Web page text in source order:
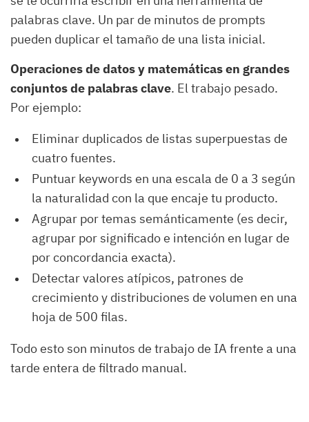
palabras clave. Un par de minutos de prompts
pueden duplicar el tamaño de una lista inicial.
Operaciones de datos y matemáticas en grandes
conjuntos de palabras clave. El trabajo pesado.
Por ejemplo:
Eliminar duplicados de listas superpuestas de
cuatro fuentes.
Puntuar keywords en una escala de 0 a 3 según
la naturalidad con la que encaje tu producto.
Agrupar por temas semánticamente (es decir,
agrupar por significado e intención en lugar de
por concordancia exacta).
Detectar valores atípicos, patrones de
crecimiento y distribuciones de volumen en una
hoja de 500 filas.
Todo esto son minutos de trabajo de IA frente a una
tarde entera de filtrado manual.